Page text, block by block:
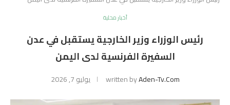
أخبار محلية
رئيس الوزراء وزير الخارجية يستقبل في عدن
السفيرة الفرنسية لدى اليمن
written byAden-Tv.com يوليو 7, 2026